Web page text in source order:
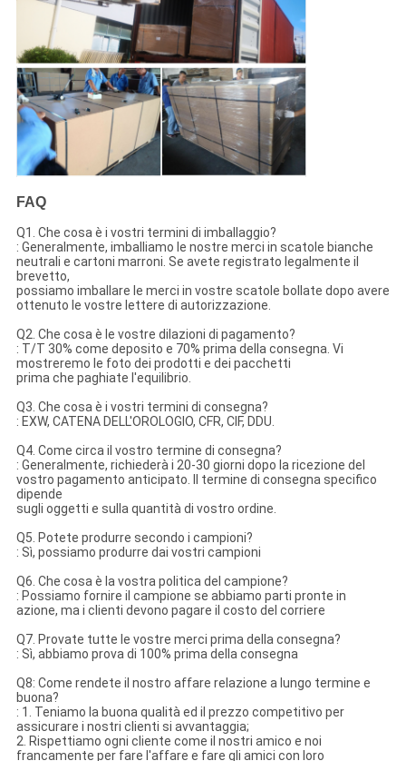
FAQ
Q1. Che cosa è i vostri termini di imballaggio?
: Generalmente, imballiamo le nostre merci in scatole bianche
neutrali e cartoni marroni. Se avete registrato legalmente il
brevetto,
possiamo imballare le merci in vostre scatole bollate dopo avere
ottenuto le vostre lettere di autorizzazione.
Q2. Che cosa è le vostre dilazioni di pagamento?
: T/T 30% come deposito e 70% prima della consegna. Vi
mostreremo le foto dei prodotti e dei pacchetti
prima che paghiate l'equilibrio.
Q3. Che cosa è i vostri termini di consegna?
: EXW, CATENA DELL'OROLOGIO, CFR, CIF, DDU.
Q4. Come circa il vostro termine di consegna?
: Generalmente, richiederà i 20-30 giorni dopo la ricezione del
vostro pagamento anticipato. Il termine di consegna specifico
dipende
sugli oggetti e sulla quantità di vostro ordine.
Q5. Potete produrre secondo i campioni?
: Sì, possiamo produrre dai vostri campioni
Q6. Che cosa è la vostra politica del campione?
: Possiamo fornire il campione se abbiamo parti pronte in
azione, ma i clienti devono pagare il costo del corriere
Q7. Provate tutte le vostre merci prima della consegna?
: Sì, abbiamo prova di 100% prima della consegna
Q8: Come rendete il nostro affare relazione a lungo termine e
buona?
: 1. Teniamo la buona qualità ed il prezzo competitivo per
assicurare i nostri clienti si avvantaggia;
2. Rispettiamo ogni cliente come il nostri amico e noi
francamente per fare l'affare e fare gli amici con loro